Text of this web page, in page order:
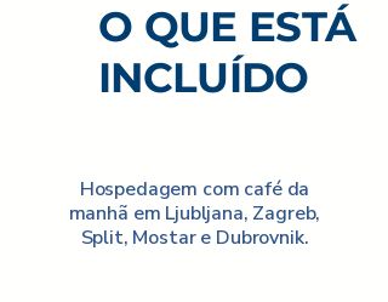
O QUE ESTÁ
INCLUÍDO
Hospedagem com café da
manhã em Ljubljana, Zagreb,
Split, Mostar e Dubrovnik.